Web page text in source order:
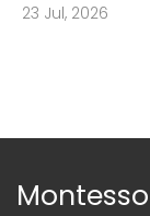
23 Jul, 2026